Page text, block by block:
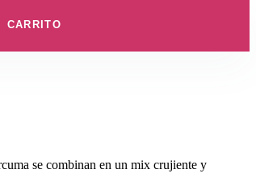
CARRITO
se combinan en un mix crujiente y